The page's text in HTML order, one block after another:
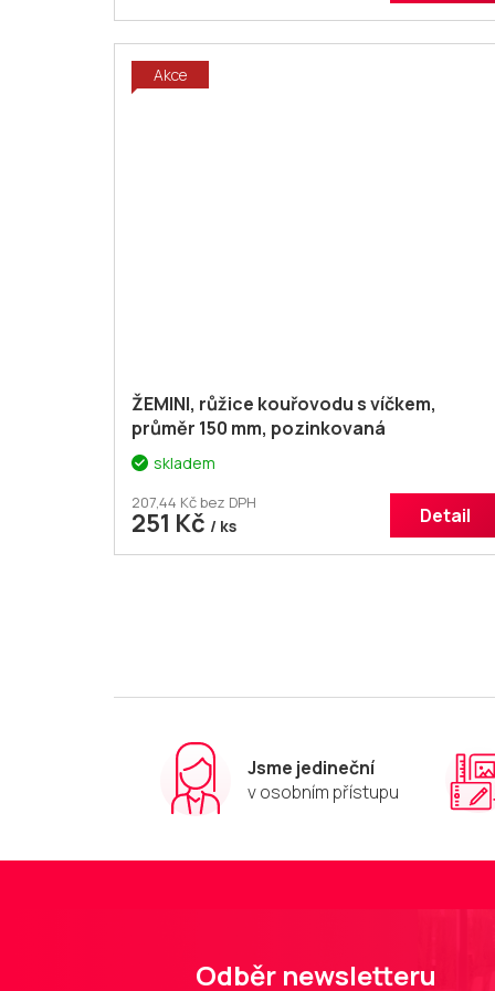
Akce
ŽEMINI, růžice kouřovodu s víčkem,
průměr 150 mm, pozinkovaná
skladem
207,44 Kč bez DPH
251 Kč / ks Detail
Jsme jedineční
v osobním přístupu
Odběr newsletteru